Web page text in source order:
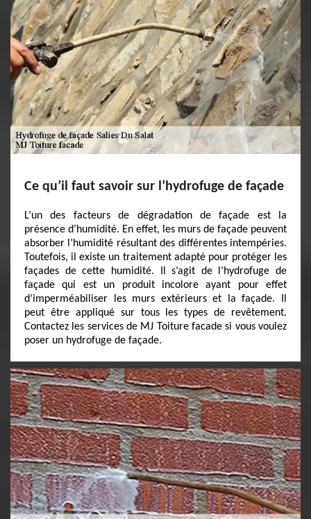
Ce qu’il faut savoir sur l’hydrofuge de façade
L’un des facteurs de dégradation de façade est la
présence d’humidité. En effet, les murs de façade peuvent
absorber l’humidité résultant des différentes intempéries.
Toutefois, il existe un traitement adapté pour protéger les
façades de cette humidité. Il s’agit de l’hydrofuge de
façade qui est un produit incolore ayant pour effet
d’imperméabiliser les murs extérieurs et la façade. Il
peut être appliqué sur tous les types de revêtement.
Contactez les services de MJ Toiture facade si vous voulez
poser un hydrofuge de façade.